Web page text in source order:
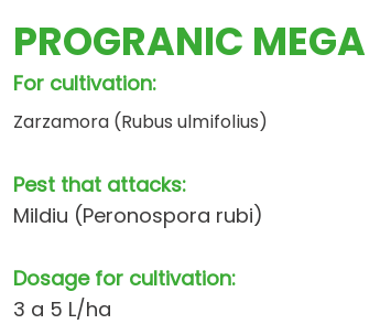
PROGRANIC MEGA
For cultivation:
Zarzamora (Rubus ulmifolius)
Pest that attacks:
Mildiu (Peronospora rubi)
Dosage for cultivation:
3 a 5 L/ha